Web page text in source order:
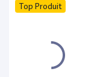
Top Produit